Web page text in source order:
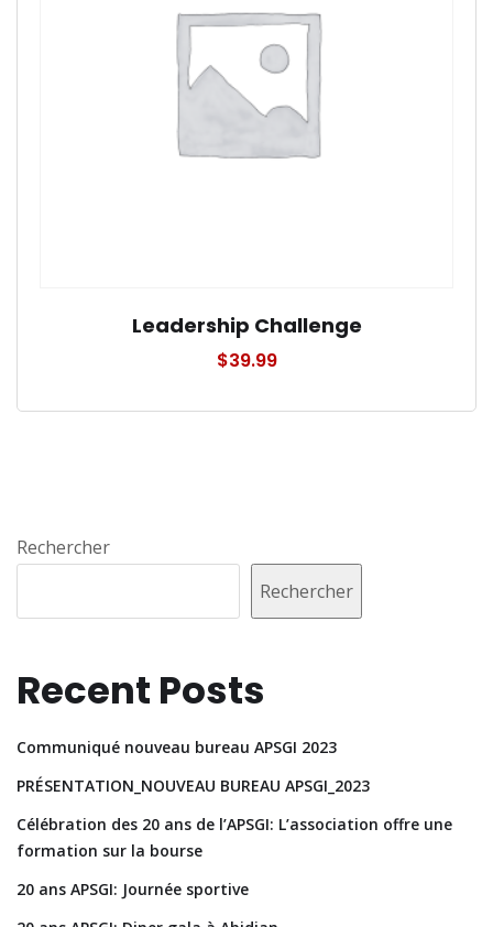
Leadership Challenge
$39.99
Rechercher
Rechercher
Recent Posts
Communiqué nouveau bureau APSGI 2023
PRÉSENTATION_NOUVEAU BUREAU APSGI_2023
Célébration des 20 ans de l’APSGI: L’association offre une
formation sur la bourse
20 ans APSGI: Journée sportive